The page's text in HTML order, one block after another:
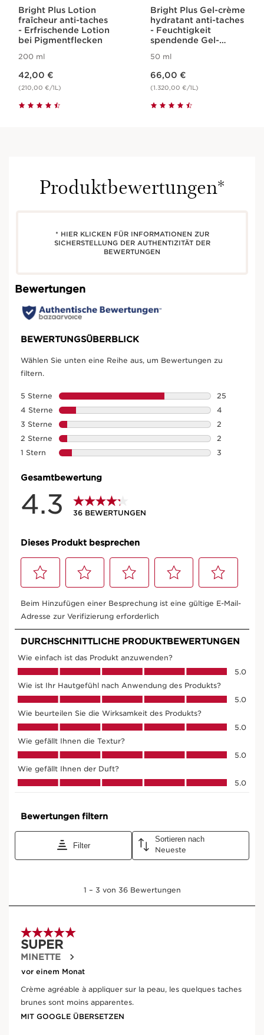
Bright Plus Lotion
fraîcheur anti-taches
- Erfrischende Lotion
bei Pigmentflecken
200 ml
42,00 €
(210,00 €/1L)
Bright Plus Gel-crème
hydratant anti-taches
- Feuchtigkeit
spendende Gel-
Pigmentflecken
50 ml
66,00 €
(1.320,00 €/1L)
Produktbewertungen*
* HIER KLICKEN FÜR INFORMATIONEN ZUR
SICHERSTELLUNG DER AUTHENTIZITÄT DER
BEWERTUNGEN